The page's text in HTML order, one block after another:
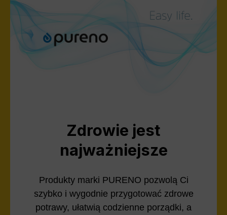
Zdrowie jest
najważniejsze
Produkty marki PURENO pozwolą Ci
szybko i wygodnie przygotować zdrowe
potrawy, ułatwią codzienne porządki, a